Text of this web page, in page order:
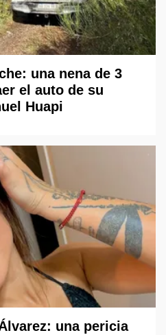
una nena de 3
el auto de su
Huapi
una pericia